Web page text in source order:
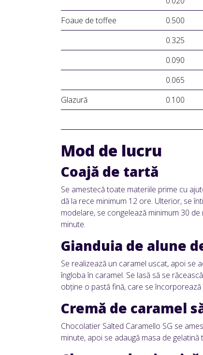
Foaue de toffee
0.500
0.325
0.090
0.065
Glazură
0.100
Mod de lucru
Coajă de tartă
Se amestecă toate materiile prime cu
dă la rece minimum 12 ore. Ulterior, se
modelare, se congelează minimum 30
minute.
Gianduia de alune
Se realizează un caramel uscat, apoi se
îngloba în caramel. Se lasă să se
obține o pastă fină, care se
Cremă de caramel
Chocolatier Salted Caramello SG se
minute, apoi se adaugă masa de